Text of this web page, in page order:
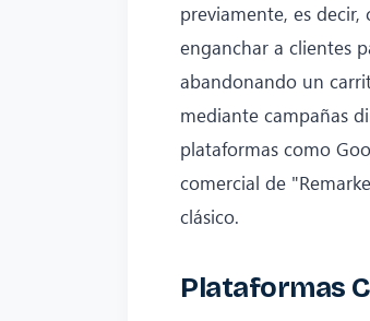
previamente, es
enganchar a clientes
abandonando un
mediante campañas
plataformas como
comercial de
clásico.
Plataformas